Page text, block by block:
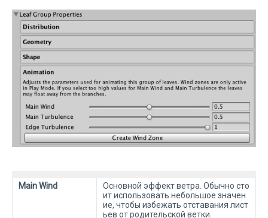
Main Wind
Основной эффект ветра. Обычно сто
ит использовать небольшое значен
ие, чтобы избежать отставания лист
ьев от родительской ветки.